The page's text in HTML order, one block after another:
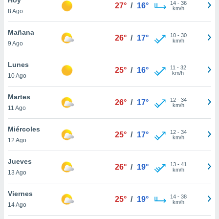
y
en
más
de
8 Ago
27° / 16° 14- 36
km/h
Mañana
9 Ago
26° / 17° 10- 30
km/h
Lunes
10 Ago
25° / 16° 11 - 32
km/h
Martes
11 Ago
26° / 17° 12- 34
km/h
Miércoles
12 Ago
25° / 17° 12- 34
km/h
Jueves
13 Ago
26° / 19° 13- 41
km/h
Viernes
14 Ago
25° / 19° 14- 38
km/h